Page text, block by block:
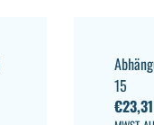
15
€23,31